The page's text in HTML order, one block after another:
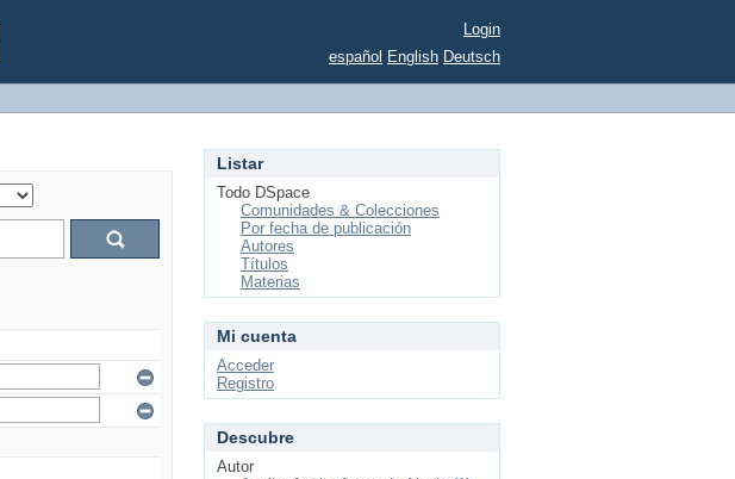
Login
español English Deutsch
Listar
Todo DSpace
Comunidades & Colecciones
Por fecha de publicación
Autores
Títulos
Materias
Mi cuenta
Acceder
Registro
Descubre
Autor